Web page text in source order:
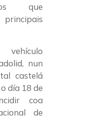
que
nun
castelá
día 18 de
coa
de